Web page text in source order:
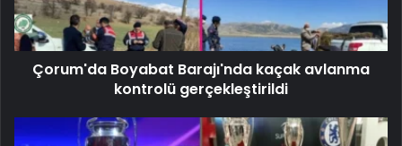
Çorum'da Boyabat Barajı'nda kaçak avlanma
kontrolü gerçekleştirildi